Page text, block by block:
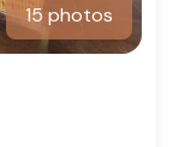
15 photos